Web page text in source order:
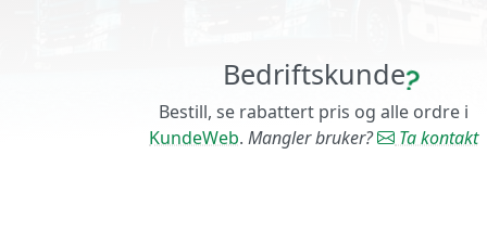
Bedriftskunde
Bestill, se rabattert pris og alle ordre i
KundeWeb. Mangler bruker? Ta kontakt